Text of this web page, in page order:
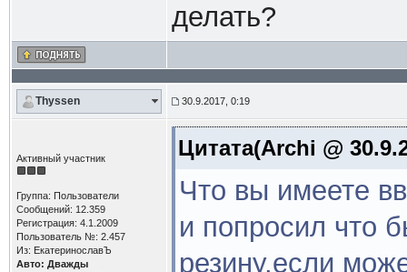
делать?
Thyssen 30.9.2017, 0:19
Активный участник
Группа: Пользователи
Сообщений: 12.359
Регистрация: 4.1.2009
Пользователь №: 2.457
Из: ЕкатеринославЪ
Авто: Дважды
Цитата(Archi @
Что вы имеете
и попросил что
резину,если